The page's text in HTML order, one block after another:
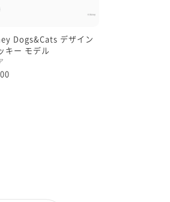
Dogs&Cats デザイン
キー モデル